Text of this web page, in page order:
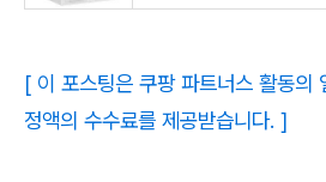
[ 이 포스팅은 쿠팡 파트너스 활동의
정액의 수수료를 제공받습니다. ]